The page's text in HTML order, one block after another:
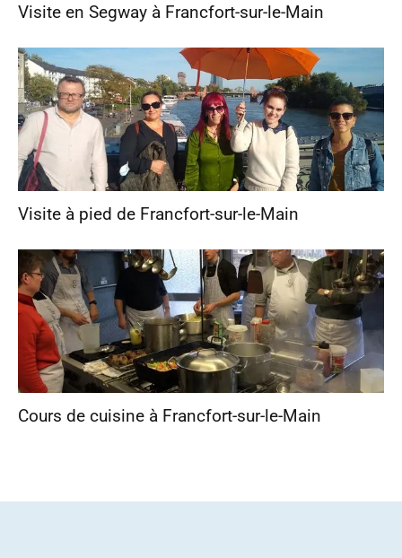
Visite en Segway à Francfort-sur-le-Main
Visite à pied de Francfort-sur-le-Main
Cours de cuisine à Francfort-sur-le-Main